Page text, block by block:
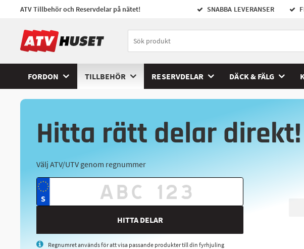
ATV Tillbehör och Reservdelar på nätet! SNABBA LEVERANSER
FORDON TILLBEHÖR RESERVDELAR DÄCK & FÄLG
Hitta rätt delar direkt!
Välj ATV/UTV genom regnummer
HITTA DELAR
Regnumret används för att visa passande produkter till din fyrhjuling